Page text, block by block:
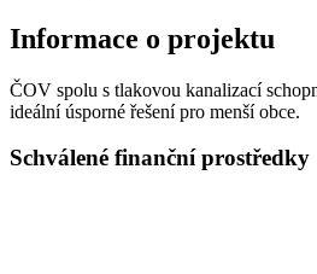
Informace o projektu
ČOV spolu s tlakovou kanalizací
ideální úsporné řešení pro menší obce.
Schválené finanční prostředky